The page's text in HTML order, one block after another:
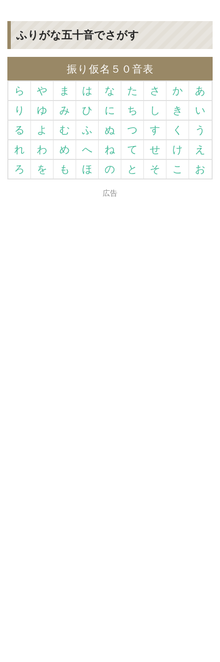
ふりがな五十音でさがす
振り仮名５０音表
ら
や ま は な た さ か
あ
り
ゆ み ひ に ち し き
い
る
よ む ふ ぬ つ す く
う
れ
わ め へ ね て せ け
え
ろ
を も ほ の と そ こ お
広告